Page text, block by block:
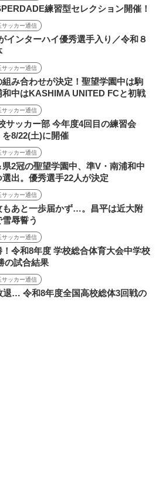
練習型セレクション開催！
サッカー通信
インターハイ優秀選手入り／令和８
サッカー通信
み合わせが決定！聖望学園中は駒
中はKASHIMA UNITED FCと初戦
サッカー通信
サッカー部 今年度4回目の練習会
を8/22(土)に開催
サッカー通信
県2冠の聖望学園中、準V・南浦和中
出。優秀選手22人が決定
サッカー通信
もあと一歩届かず…。昌平は近大附
辱誓う
サッカー通信
令和8年度 学校総合体育大会中学校
の試合結果
サッカー通信
退… 令和8年度全国高校総体3回戦の